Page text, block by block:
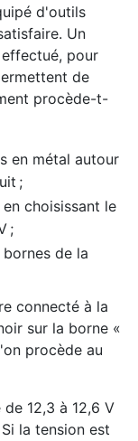
d'outils
Un
pour
de
procède-t-
en métal autour
;
choisissant le
;
de la
connecté à la
sur la borne «
procède au
12,3 à 12,6 V
la tension est